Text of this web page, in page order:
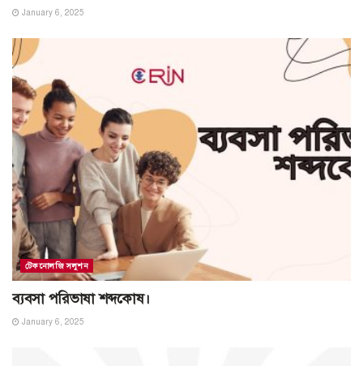
January 6, 2025
টেকনোলজি সলুশন
ব্যবসা পরিভাষা শব্দকোষ।
January 6, 2025